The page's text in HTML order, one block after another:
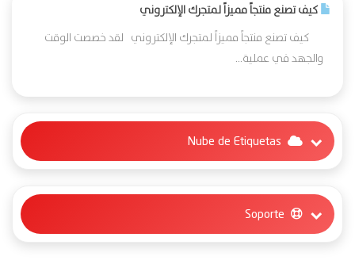
كيف تصنع منتجاً مميزاً لمتجرك الإلكتروني
كيف تصنع منتجاً مميزاً لمتجرك الإلكتروني لقد خصصت الوقت
والجهد في عملية...